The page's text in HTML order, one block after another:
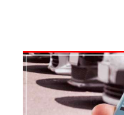
தேஷில்
மீண்டும்